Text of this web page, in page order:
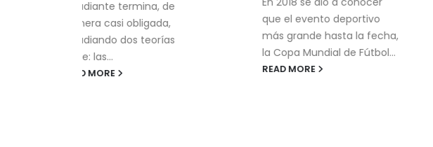
que el evento deportivo
más grande hasta la fecha,
READ MORE
inició con un ataque
armado a...
READ MORE